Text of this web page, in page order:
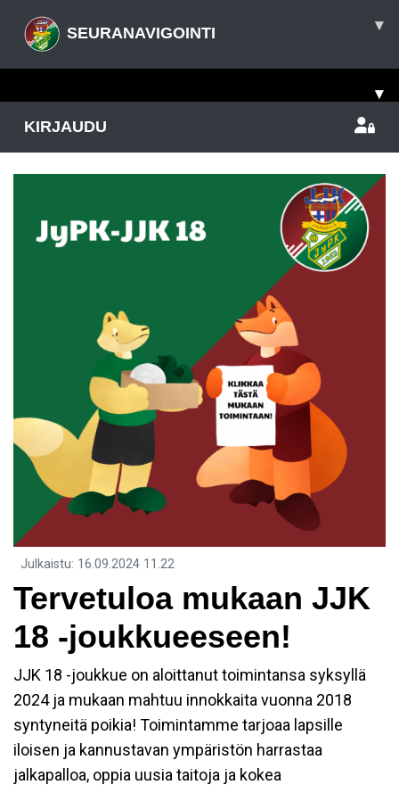
SEURANAVIGOINTI ▾
▾
KIRJAUDU
Julkaistu: 16.09.2024 11.22
Tervetuloa mukaan JJK
18 -joukkueeseen!
JJK 18 -joukkue on aloittanut toimintansa syksyllä
2024 ja mukaan mahtuu innokkaita vuonna 2018
syntyneitä poikia! Toimintamme tarjoaa lapsille
iloisen ja kannustavan ympäristön harrastaa
jalkapalloa, oppia uusia taitoja ja kokea